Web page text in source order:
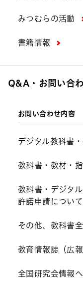
みつむらの活動
書籍情報
Q&A・お問い合
お問い合わせ内容
デジタル教科書
教科書・教材・
教科書・デジタ
許諾申請について
その他、教科書
教育情報誌（広
全国研究会情報